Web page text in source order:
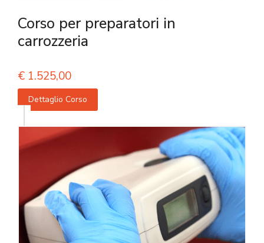
Corso per preparatori in
carrozzeria
€ 1.525,00
Dettaglio Corso